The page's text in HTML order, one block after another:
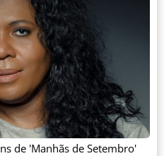
de 'Manhãs de Setembro'